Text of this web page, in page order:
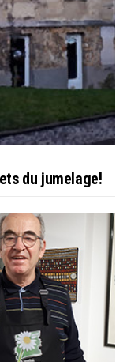
du jumelage!